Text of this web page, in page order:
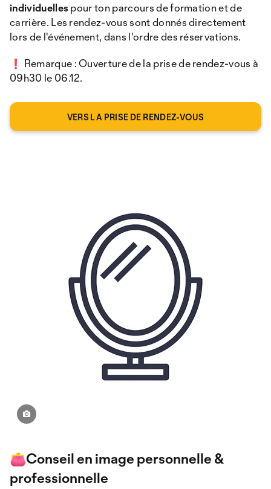
individuellespour ton parcours de formation et de
carrière. Les rendez-vous sont donnés directement
lors de l'événement, dans l'ordre des réservations.
❗ Remarque : Ouverture de la prise de rendez-vous à
09h30 le 06.12.
VERS LA PRISE DE RENDEZ-VOUS
👛Conseil en image personnelle &
professionnelle